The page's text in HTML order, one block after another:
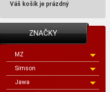
Váš košík je prázdný
ZNAČKY
MZ
Simson
Jawa